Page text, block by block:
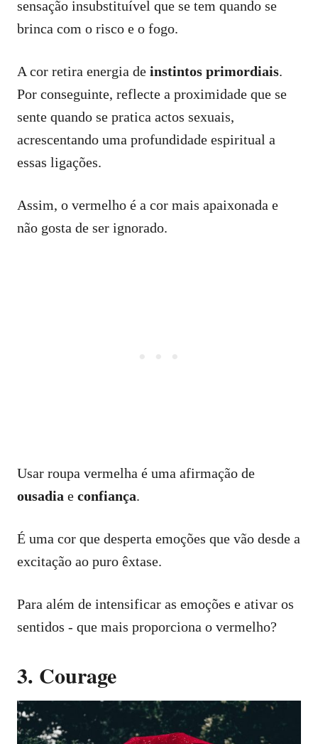
sensação insubstituível que se tem quando se
brinca com o risco e o fogo.
A cor retira energia de instintos primordiais.
Por conseguinte, reflecte a proximidade que se
sente quando se pratica actos sexuais,
acrescentando uma profundidade espiritual a
essas ligações.
Assim, o vermelho é a cor mais apaixonada e
não gosta de ser ignorado.
Usar roupa vermelha é uma afirmação de
ousadia e confiança.
É uma cor que desperta emoções que vão desde a
excitação ao puro êxtase.
Para além de intensificar as emoções e ativar os
sentidos - que mais proporciona o vermelho?
3. Courage